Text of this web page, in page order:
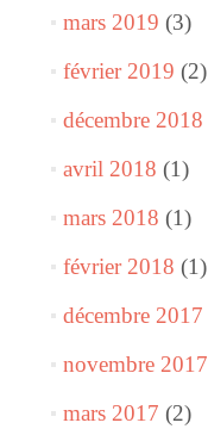
mars 2019 (3)
février 2019 (2)
décembre 2018
avril 2018 (1)
mars 2018 (1)
février 2018 (1)
décembre 2017
novembre 2017
mars 2017 (2)